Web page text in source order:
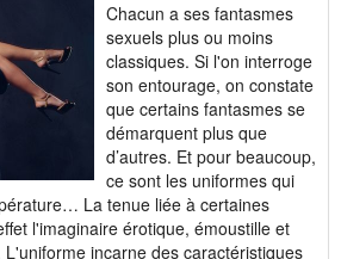
Chacun a ses fantasmes
sexuels plus ou moins
classiques. Si l'on interroge
son entourage, on constate
que certains fantasmes se
démarquent plus que
d’autres. Et pour beaucoup,
ce sont les uniformes qui
La tenue liée à certaines
l'imaginaire érotique, émoustille et
incarne des caractéristiques